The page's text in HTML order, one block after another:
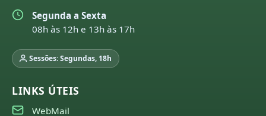
Segunda a Sexta
08h às 12h e 13h às 17h
Sessões: Segundas, 18h
LINKS ÚTEIS
WebMail